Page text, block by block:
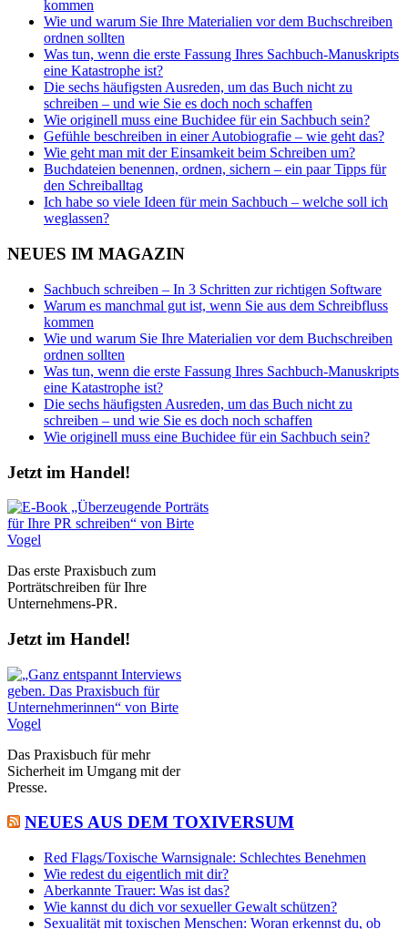
kommen
Wie und warum Sie Ihre Materialien vor dem Buchschreiben
ordnen sollten
Was tun, wenn die erste Fassung Ihres Sachbuch-Manuskripts
eine Katastrophe ist?
Die sechs häufigsten Ausreden, um das Buch nicht zu
schreiben – und wie Sie es doch noch schaffen
Wie originell muss eine Buchidee für ein Sachbuch sein?
Gefühle beschreiben in einer Autobiografie – wie geht das?
Wie geht man mit der Einsamkeit beim Schreiben um?
Buchdateien benennen, ordnen, sichern – ein paar Tipps für
den Schreiballtag
Ich habe so viele Ideen für mein Sachbuch – welche soll ich
weglassen?
NEUES IM MAGAZIN
Sachbuch schreiben – In 3 Schritten zur richtigen Software
Warum es manchmal gut ist, wenn Sie aus dem Schreibfluss
kommen
Wie und warum Sie Ihre Materialien vor dem Buchschreiben
ordnen sollten
Was tun, wenn die erste Fassung Ihres Sachbuch-Manuskripts
eine Katastrophe ist?
Die sechs häufigsten Ausreden, um das Buch nicht zu
schreiben – und wie Sie es doch noch schaffen
Wie originell muss eine Buchidee für ein Sachbuch sein?
Jetzt im Handel!
Das erste Praxisbuch zum
Porträtschreiben für Ihre
Unternehmens-PR.
Jetzt im Handel!
Das Praxisbuch für mehr
Sicherheit im Umgang mit der
Presse.
NEUES AUS DEM TOXIVERSUM
Red Flags/Toxische Warnsignale: Schlechtes Benehmen
Wie redest du eigentlich mit dir?
Aberkannte Trauer: Was ist das?
Wie kannst du dich vor sexueller Gewalt schützen?
Sexualität mit toxischen Menschen: Woran erkennst du, ob